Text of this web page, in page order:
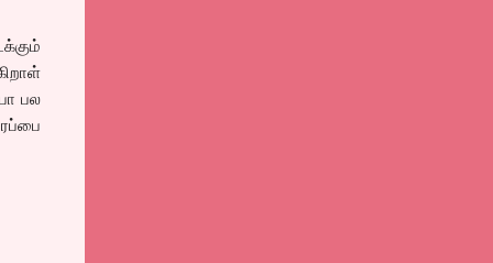
பல